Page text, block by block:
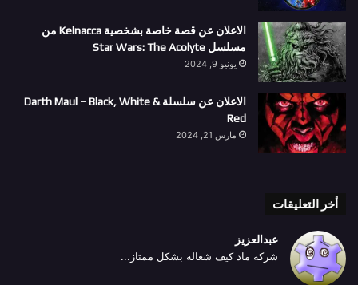
الاعلان عن قصة خاصة بشخصية Kelnacca من
مسلسل Star Wars: The Acolyte
يونيو 9, 2024
الاعلان عن سلسلة Darth Maul – Black, White &
Red
مارس 21, 2024
أخر التعليقات
عبدالعزيز
شركة ماد كيف شغالة بشكل ممتاز...